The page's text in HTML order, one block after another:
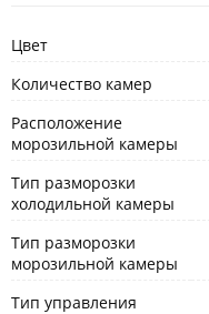
Цвет
Количество камер
Расположение
морозильной камеры
Тип разморозки
холодильной камеры
Тип разморозки
морозильной камеры
Тип управления